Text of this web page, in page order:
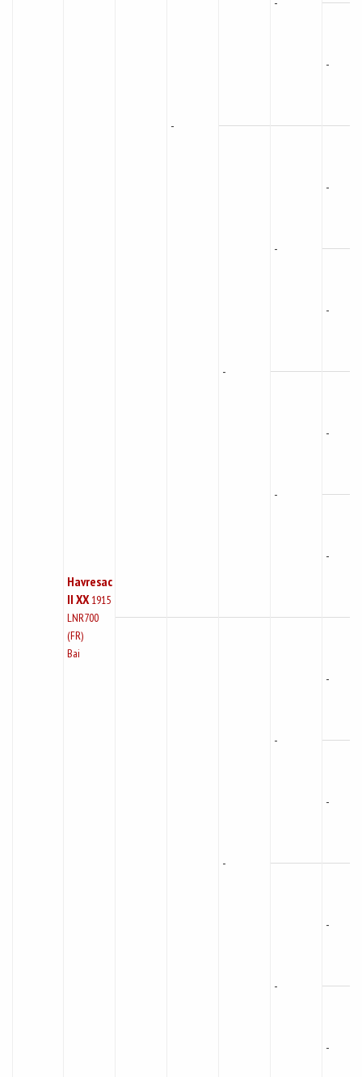
Havresac
II XX 1915
LNR700
(FR)
Bai
-
-
-
-
-
-
-
-
-
-
-
-
-
-
-
-